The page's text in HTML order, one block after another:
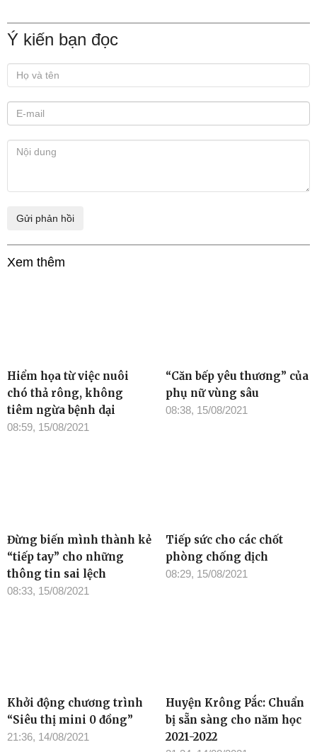
Ý kiến bạn đọc
Xem thêm
Hiểm họa từ việc nuôi
chó thả rông, không
tiêm ngừa bệnh dại
08:59, 15/08/2021
“Căn bếp yêu thương” của
phụ nữ vùng sâu
08:38, 15/08/2021
Đừng biến mình thành kẻ
“tiếp tay” cho những
thông tin sai lệch
08:33, 15/08/2021
Tiếp sức cho các chốt
phòng chống dịch
08:29, 15/08/2021
Khởi động chương trình
“Siêu thị mini 0 đồng”
21:36, 14/08/2021
Huyện Krông Pắc: Chuẩn
bị sẵn sàng cho năm học
2021-2022